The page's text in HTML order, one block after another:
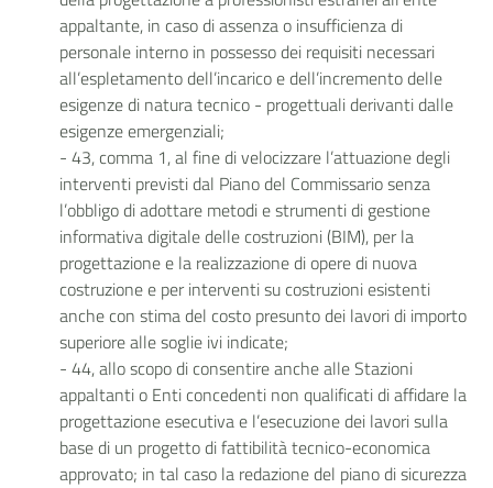
appaltante, in caso di assenza o insufficienza di
personale interno in possesso dei requisiti necessari
all’espletamento dell’incarico e dell’incremento delle
esigenze di natura tecnico - progettuali derivanti dalle
esigenze emergenziali;
- 43, comma 1, al fine di velocizzare l’attuazione degli
interventi previsti dal Piano del Commissario senza
l’obbligo di adottare metodi e strumenti di gestione
informativa digitale delle costruzioni (BIM), per la
progettazione e la realizzazione di opere di nuova
costruzione e per interventi su costruzioni esistenti
anche con stima del costo presunto dei lavori di importo
superiore alle soglie ivi indicate;
- 44, allo scopo di consentire anche alle Stazioni
appaltanti o Enti concedenti non qualificati di affidare la
progettazione esecutiva e l’esecuzione dei lavori sulla
base di un progetto di fattibilità tecnico-economica
approvato; in tal caso la redazione del piano di sicurezza